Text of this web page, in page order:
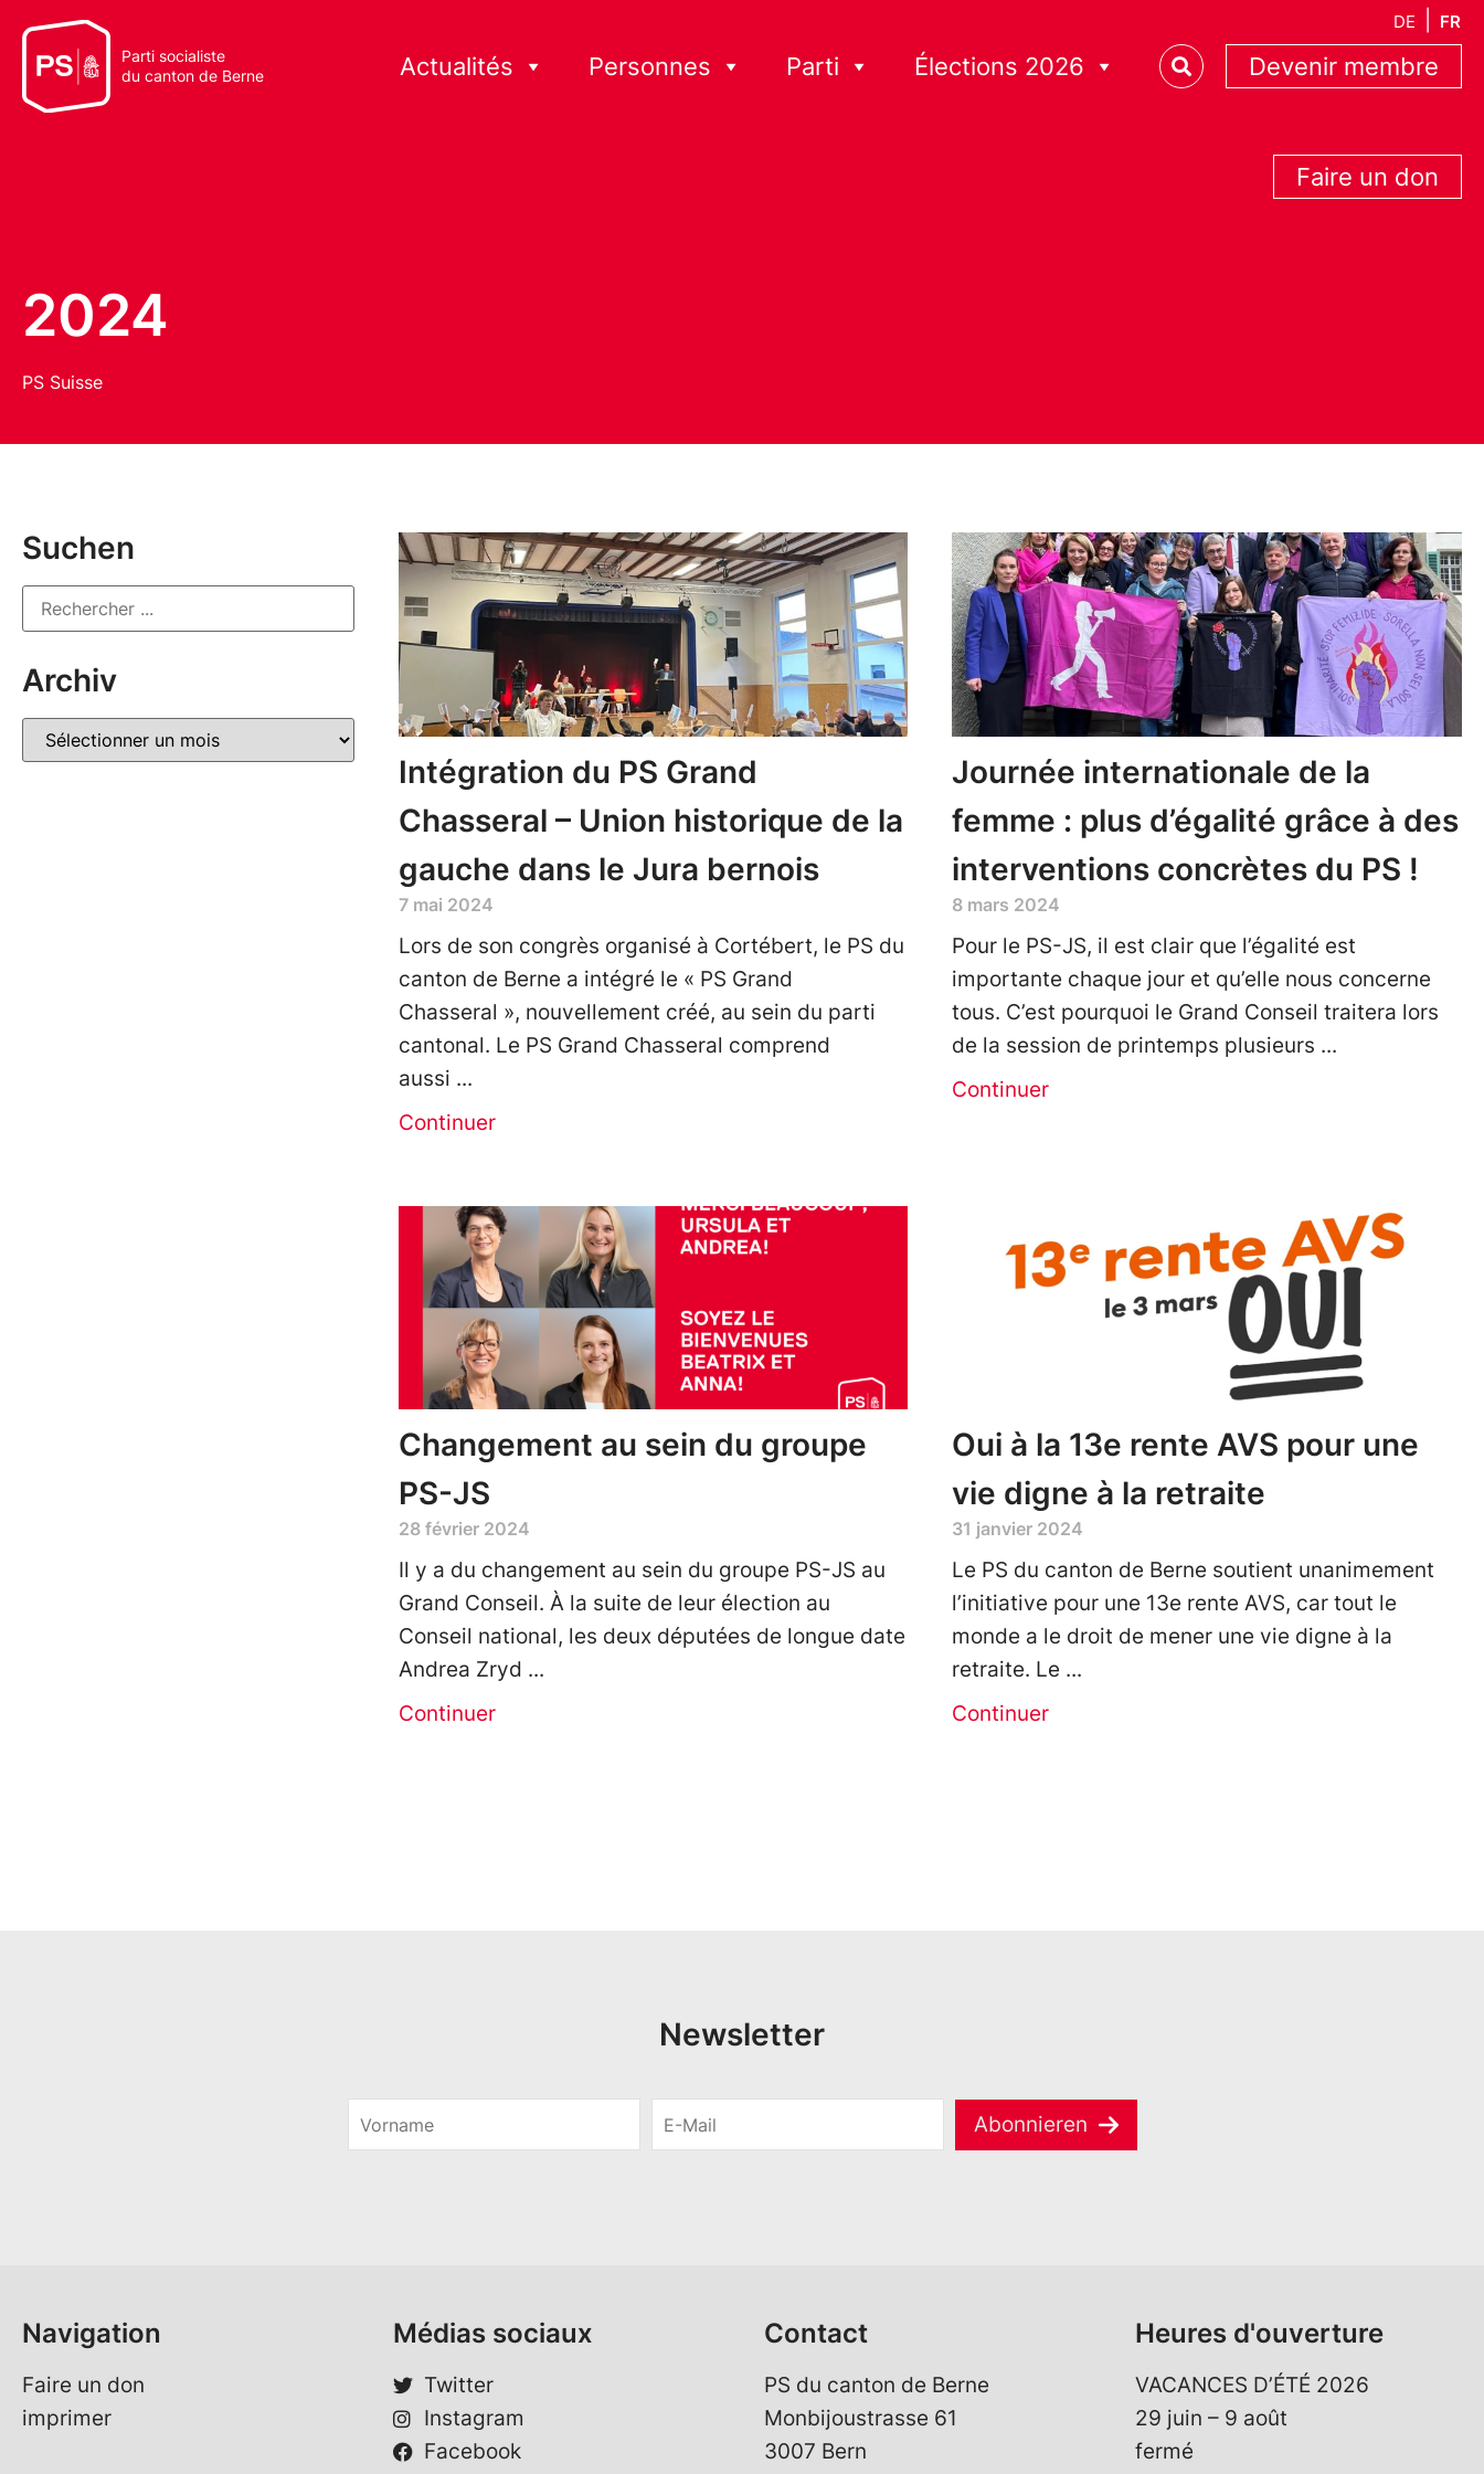
DE FR
Parti socialiste
du canton de Berne
Actualités Personnes Parti Élections 2026 Devenir membre
Faire un don
2024
PS Suisse
Suchen
Archiv
Intégration du PS Grand
Chasseral – Union historique de la
gauche dans le Jura bernois
7 mai 2024
Lors de son congrès organisé à Cortébert, le PS du
canton de Berne a intégré le « PS Grand
Chasseral », nouvellement créé, au sein du parti
cantonal. Le PS Grand Chasseral comprend
aussi
Continuer
Journée internationale de la
femme : plus d’égalité grâce à des
interventions concrètes du PS !
8 mars 2024
Pour le PS-JS, il est clair que l’égalité est
importante chaque jour et qu’elle nous concerne
tous. C’est pourquoi le Grand Conseil traitera lors
de la session de printemps plusieurs
Continuer
Changement au sein du groupe
PS-JS
28 février 2024
Il y a du changement au sein du groupe PS-JS au
Grand Conseil. À la suite de leur élection au
Conseil national, les deux députées de longue date
Andrea Zryd
Continuer
Oui à la 13e rente AVS pour une
vie digne à la retraite
31 janvier 2024
Le PS du canton de Berne soutient unanimement
l’initiative pour une 13e rente AVS, car tout le
monde a le droit de mener une vie digne à la
retraite. Le
Continuer
Newsletter
r
M
*
Abonnieren
Navigation
Faire un don
imprimer
Médias sociaux
Twitter
Instagram
Facebook
Contact
PS du canton de Berne
Monbijoustrasse 61
3007 Bern
Heures d'ouverture
VACANCES D’ÉTÉ 2026
29 juin – 9 août
fermé